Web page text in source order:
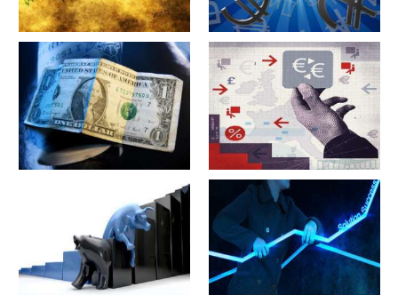
军工股[昊华科技](600378)的公
司详细资料
江苏省[广大特材](688186)的公
司详细资料
军工股[隆盛科技](300680)的公
军工股[钢研高纳](300034)的公
司详细资料